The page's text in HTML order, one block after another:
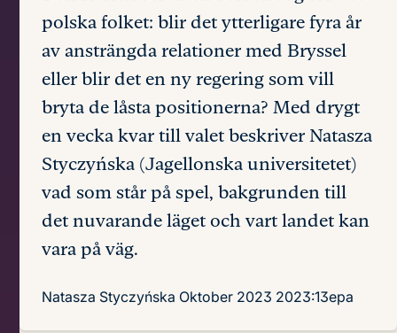
polska folket: blir det ytterligare fyra år
av ansträngda relationer med Bryssel
eller blir det en ny regering som vill
bryta de låsta positionerna? Med drygt
en vecka kvar till valet beskriver Natasza
Styczyńska (Jagellonska universitetet)
vad som står på spel, bakgrunden till
det nuvarande läget och vart landet kan
vara på väg.
Natasza Styczyńska Oktober 2023 2023:13epa